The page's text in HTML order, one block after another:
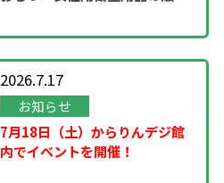
2026.7.17
お知らせ
7月18日（土）からりんデジ館
内でイベントを開催！